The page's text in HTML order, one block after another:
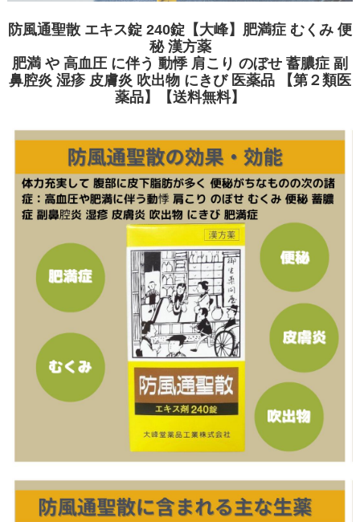
防風通聖散 エキス錠 240錠【大峰】肥満症 むくみ 便
秘 漢方薬
肥満 や 高血圧 に伴う 動悸 肩こり のぼせ 蓄膿症 副
鼻腔炎 湿疹 皮膚炎 吹出物 にきび 医薬品 【第２類医
薬品】【送料無料】